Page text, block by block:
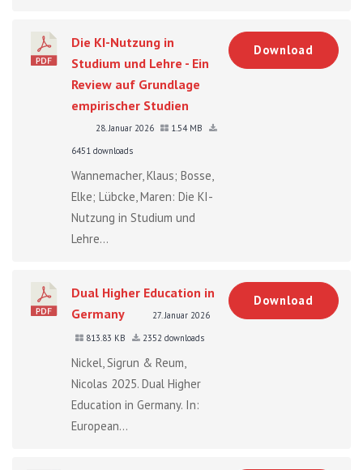
Die KI-Nutzung in
Studium und Lehre - Ein
Review auf Grundlage
empirischer Studien
28. Januar 2026
1.54 MB
6451 downloads
Wannemacher, Klaus; Bosse,
Elke; Lübcke, Maren: Die KI-
Nutzung in Studium und
Lehre...
Download
Dual Higher Education in
Germany
27. Januar 2026
813.83 KB
2352 downloads
Nickel, Sigrun & Reum,
Nicolas 2025. Dual Higher
Education in Germany. In:
European...
Download